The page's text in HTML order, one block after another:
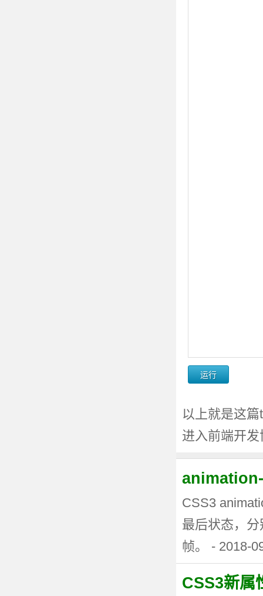
以上就是这
进入前端开发
CSS3
最后状态，
帧。 - 2018-
CSS3新属